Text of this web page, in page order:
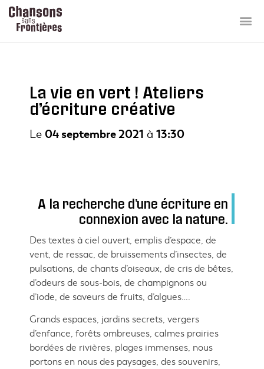
La vie en vert ! Ateliers
d’écriture créative
Le 04 septembre 2021 à 13:30
A la recherche d’une écriture en
connexion avec la nature.
Des textes à ciel ouvert, emplis d’espace, de
vent, de ressac, de bruissements d’insectes, de
pulsations, de chants d’oiseaux, de cris de bêtes,
d’odeurs de sous-bois, de champignons ou
d’iode, de saveurs de fruits, d’algues….
Grands espaces, jardins secrets, vergers
d’enfance, forêts ombreuses, calmes prairies
bordées de rivières, plages immenses, nous
portons en nous des paysages, des souvenirs,